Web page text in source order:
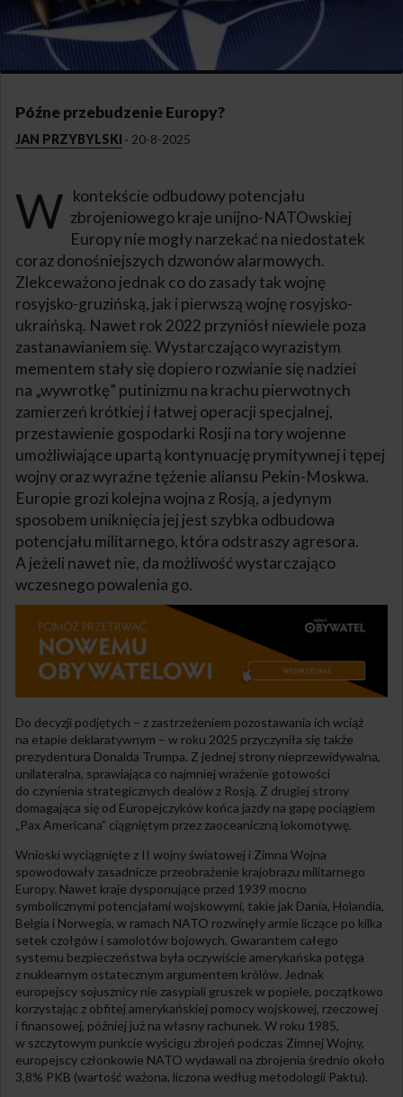
Późne przebudzenie Europy?
JAN PRZYBYLSKI · 20-8-2025
W kontekście odbudowy potencjału
zbrojeniowego kraje unijno-NATOwskiej
Europy nie mogły narzekać na niedostatek
coraz donośniejszych dzwonów alarmowych.
Zlekceważono jednak co do zasady tak wojnę
rosyjsko-gruzińską, jak i pierwszą wojnę rosyjsko-
ukraińską. Nawet rok 2022 przyniósł niewiele poza
zastanawianiem się. Wystarczająco wyrazistym
mementem stały się dopiero rozwianie się nadziei
na „wywrotkę” putinizmu na krachu pierwotnych
zamierzeń krótkiej i łatwej operacji specjalnej,
przestawienie gospodarki Rosji na tory wojenne
umożliwiające upartą kontynuację prymitywnej i tępej
wojny oraz wyraźne tężenie aliansu Pekin-Moskwa.
Europie grozi kolejna wojna z Rosją, a jedynym
sposobem uniknięcia jej jest szybka odbudowa
potencjału militarnego, która odstraszy agresora.
A jeżeli nawet nie, da możliwość wystarczająco
wczesnego powalenia go.
Do decyzji podjętych – z zastrzeżeniem pozostawania ich wciąż
na etapie deklaratywnym – w roku 2025 przyczyniła się także
prezydentura Donalda Trumpa. Z jednej strony nieprzewidywalna,
unilateralna, sprawiająca co najmniej wrażenie gotowości
do czynienia strategicznych dealów z Rosją. Z drugiej strony
domagająca się od Europejczyków końca jazdy na gapę pociągiem
„Pax Americana” ciągniętym przez zaoceaniczną lokomotywę.
Wnioski wyciągnięte z II wojny światowej i Zimna Wojna
spowodowały zasadnicze przeobrażenie krajobrazu militarnego
Europy. Nawet kraje dysponujące przed 1939 mocno
symbolicznymi potencjałami wojskowymi, takie jak Dania, Holandia,
Belgia i Norwegia, w ramach NATO rozwinęły armie liczące po kilka
setek czołgów i samolotów bojowych. Gwarantem całego
systemu bezpieczeństwa była oczywiście amerykańska potęga
z nuklearnym ostatecznym argumentem królów. Jednak
europejscy sojusznicy nie zasypiali gruszek w popiele, początkowo
korzystając z obfitej amerykańskiej pomocy wojskowej, rzeczowej
i finansowej, później już na własny rachunek. W roku 1985,
w szczytowym punkcie wyścigu zbrojeń podczas Zimnej Wojny,
europejscy członkowie NATO wydawali na zbrojenia średnio około
3,8% PKB (wartość ważona, liczona według metodologii Paktu).